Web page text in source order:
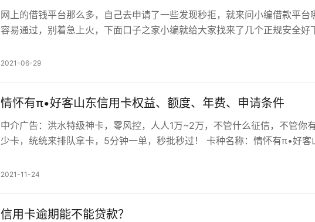
网上的借钱平台那么多，自己去申请了一些发现秒拒，就来问小编借款平台
容易通过，别着急上火，下面口子之家小编就给大家找来了几个正规安全好
2021-06-29
情怀有π•好客山东信用卡权益、额度、年费、申请条件
中介广告：洪水特级神卡，零风控，人人1万~2万，不管什么征信，不管你
少卡，统统来排队拿卡，5分钟一单，秒批秒过！ 卡种名称：情怀有π•好客
2021-11-24
信用卡逾期能不能贷款？